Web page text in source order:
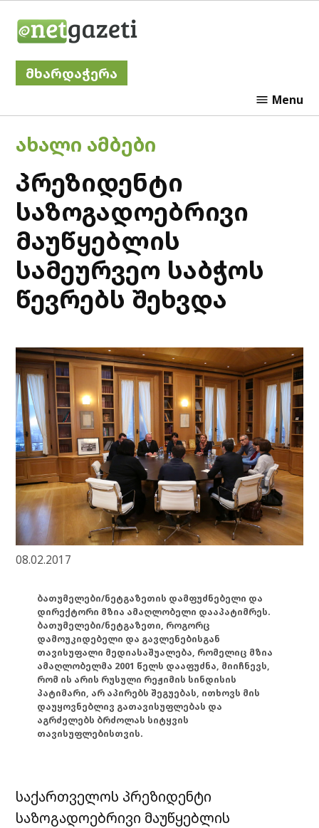
მხარდაჭერა
Menu
POSTED
IN
ᲐᲮᲐᲚᲘ ᲐᲛᲑᲔᲑᲘ
პრეზიდენტი
საზოგადოებრივი
მაუწყებლის
სამეურვეო საბჭოს
წევრებს შეხვდა
08.02.2017
ბათუმელები/ნეტგაზეთის დამფუძნებელი და
დირექტორი მზია ამაღლობელი დააპატიმრეს.
ბათუმელები/ნეტგაზეთი, როგორც
დამოუკიდებელი და გავლენებისგან
თავისუფალი მედიასაშუალება, რომელიც მზია
ამაღლობელმა 2001 წელს დააფუძნა, მიიჩნევს,
რომ ის არის რუსული რეჟიმის სინდისის
პატიმარი, არ აპირებს შეგუებას, ითხოვს მის
დაუყოვნებლივ გათავისუფლებას და
აგრძელებს ბრძოლას სიტყვის
თავისუფლებისთვის.
საქართველოს პრეზიდენტი
საზოგადოებრივი მაუწყებლის